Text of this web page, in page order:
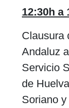
12:30h a
Clausura
Andaluz
Servicio
de
Soriano